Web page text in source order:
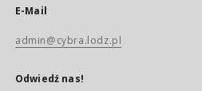
E-Mail
admin@cybra.lodz.pl
Odwiedź nas!